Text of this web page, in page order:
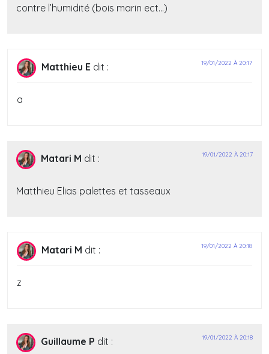
contre l’humidité (bois marin ect…)
Matthieu E dit : 19/01/2022 À 20:17
a
Matari M dit : 19/01/2022 À 20:17
Matthieu Elias palettes et tasseaux
Matari M dit : 19/01/2022 À 20:18
z
Guillaume P dit : 19/01/2022 À 20:18